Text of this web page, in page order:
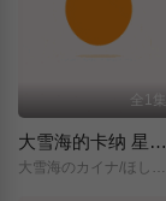
全1集
大雪海的卡纳 星之贤者
大雪海のカイナ/ほしのけんじゃ/